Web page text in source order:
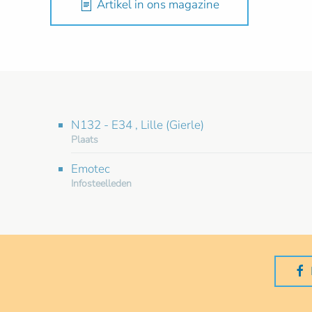
Artikel in ons magazine
N132 - E34 , Lille (Gierle)
Plaats
Emotec
Infosteelleden